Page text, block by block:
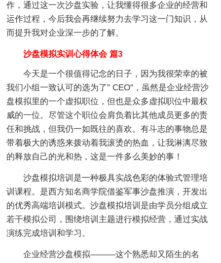
作，通过这一次沙盘实验，让我懂得很多企业的经营和
运作过程，今后我会再继续努力去学习这一门知识，从
而提升我对企业深一步的了解。
沙盘模拟实训心得体会 篇3
今天是一个很值得记念的日子，因为我很荣幸的被
我们小组一致认可的选为了" CEO"，虽然是企业经营沙
盘模拟里的一个虚拟职位，但也是众多虚拟职位中最权
威的一位。尽管这个职位会肩负着比其他成员更多的责
任和挑战，但我仍一如既往的喜欢。有斗志的事物总是
带着极大的诱惑来拨动着我滚烫的热血，让我淋漓尽致
的释放自己的光和热，这是一件多么美妙的事！
沙盘模拟培训是一种极具实战色彩的体验式管理培
训课程。是西方知名商学院借鉴军事沙盘推演，开发出
的优秀高端培训模式。沙盘模拟培训是由学员分组成立
若干模拟公司，围绕培训主题进行模拟经营，通过实战
演练完成培训和学习。
企业经营沙盘模拟———这个熟悉却又陌生的名